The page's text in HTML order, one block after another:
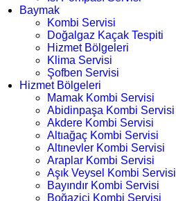
Baymak
Kombi Servisi
Doğalgaz Kaçak Tespiti
Hizmet Bölgeleri
Klima Servisi
Şofben Servisi
Hizmet Bölgeleri
Mamak Kombi Servisi
Abidinpaşa Kombi Servisi
Akdere Kombi Servisi
Altıağaç Kombi Servisi
Altınevler Kombi Servisi
Araplar Kombi Servisi
Aşık Veysel Kombi Servisi
Bayındır Kombi Servisi
Boğaziçi Kombi Servisi